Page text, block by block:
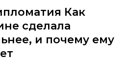
Как
сделала
и почему ему